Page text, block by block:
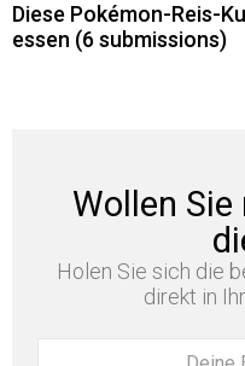
Diese Pokémon-Reis-
essen (6 submissions)
Wollen
Holen Sie sich die
direkt in